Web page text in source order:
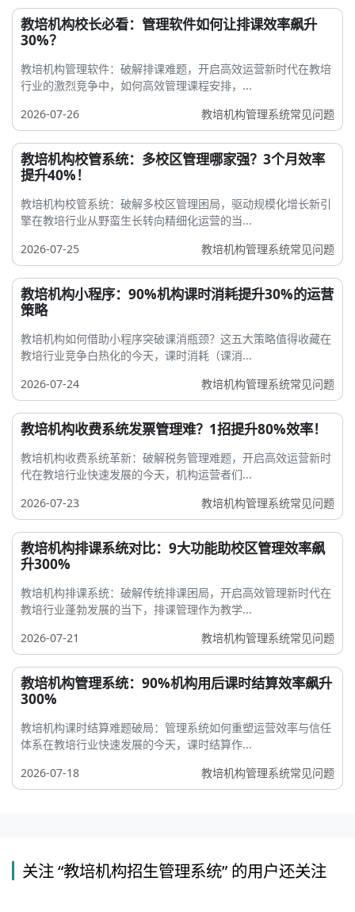
教培机构校长必看：管理软件如何让排课效率飙升
30%？
教培机构管理软件：破解排课难题，开启高效运营新时代在教培
行业的激烈竞争中，如何高效管理课程安排，...
2026-07-26
教培机构管理系统常见问题
教培机构校管系统：多校区管理哪家强？3个月效率
提升40%！
教培机构校管系统：破解多校区管理困局，驱动规模化增长新引
擎在教培行业从野蛮生长转向精细化运营的当...
2026-07-25
教培机构管理系统常见问题
教培机构小程序：90%机构课时消耗提升30%的运营
策略
教培机构如何借助小程序突破课消瓶颈？这五大策略值得收藏在
教培行业竞争白热化的今天，课时消耗（课消...
2026-07-24
教培机构管理系统常见问题
教培机构收费系统发票管理难？1招提升80%效率！
教培机构收费系统革新：破解税务管理难题，开启高效运营新时
代在教培行业快速发展的今天，机构运营者们...
2026-07-23
教培机构管理系统常见问题
教培机构排课系统对比：9大功能助校区管理效率飙
升300%
教培机构排课系统：破解传统排课困局，开启高效管理新时代在
教培行业蓬勃发展的当下，排课管理作为教学...
2026-07-21
教培机构管理系统常见问题
教培机构管理系统：90%机构用后课时结算效率飙升
300%
教培机构课时结算难题破局：管理系统如何重塑运营效率与信任
体系在教培行业快速发展的今天，课时结算作...
2026-07-18
教培机构管理系统常见问题
关注 “教培机构招生管理系统” 的用户还关注